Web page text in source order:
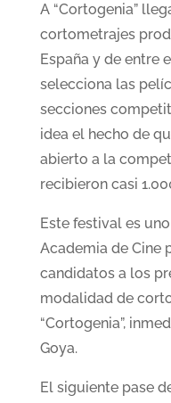
A “Cortogenia”
cortometrajes
España y de entre
selecciona las
secciones
idea el hecho de
abierto a la
recibieron casi
Este festival es
Academia de Cine
candidatos a los
modalidad de
“Cortogenia”,
Goya.
El siguiente pase